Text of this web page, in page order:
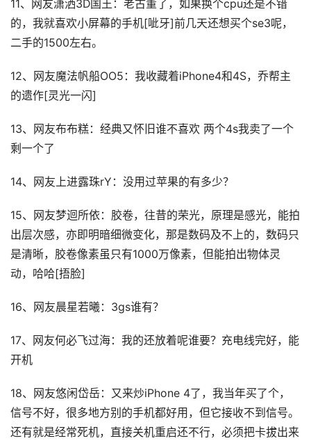
11、网友潇洒3D国王：老古董了，如果换个cpu还是不错
的，我就喜欢小屏幕的手机[呲牙]前几天还想买个se3呢，
二手的1500左右。
12、网友魔法帆船OO5：我收藏着iPhone4和4S，乔帮主
的遗作[灵光一闪]
13、网友布布糕：经典又怀旧谁不喜欢 两个4s我卖了一个
剩一个了
14、网友上进露珠rY：没用过苹果的有多少？
15、网友梦迴所依：胶卷，往昔的荣光，原理是感光，能拍
出层次感，亦即明暗细微变化，那是数码及不上的，数码只
是清晰，胶卷像素虽只有1000万像素，但能拍出物体灵
动，哈哈[捂脸]
16、网友晨星若曦：3gs谁有？
17、网友何必飞过海：我的还放着呢谁要？充电线完好，能
开机
18、网友悠闲岱岳：又来炒iPhone 4了，我当年买了个，
信号不好，很多地方别的手机都好用，但它接收不到信号。
还有就是经常死机，直接关机重启还不行，必须把卡拔出来